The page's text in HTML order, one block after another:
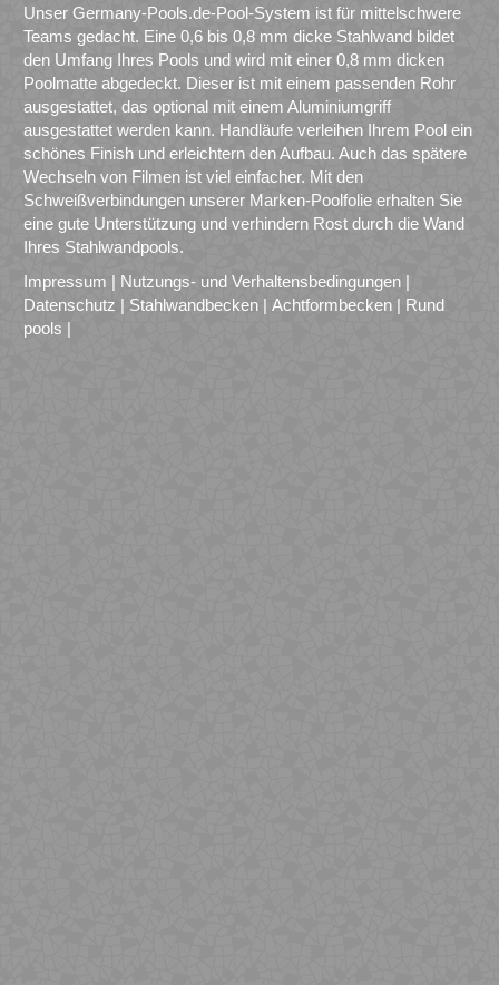
Unser Germany-Pools.de-Pool-System ist für mittelschwere
Teams gedacht. Eine 0,6 bis 0,8 mm dicke Stahlwand bildet
den Umfang Ihres Pools und wird mit einer 0,8 mm dicken
Poolmatte abgedeckt. Dieser ist mit einem passenden Rohr
ausgestattet, das optional mit einem Aluminiumgriff
ausgestattet werden kann. Handläufe verleihen Ihrem Pool ein
schönes Finish und erleichtern den Aufbau. Auch das spätere
Wechseln von Filmen ist viel einfacher. Mit den
Schweißverbindungen unserer Marken-Poolfolie erhalten Sie
eine gute Unterstützung und verhindern Rost durch die Wand
Ihres Stahlwandpools.
Impressum
Nutzungs- und Verhaltensbedingungen
Datenschutz
Stahlwandbecken Achtformbecken
Rund
pools